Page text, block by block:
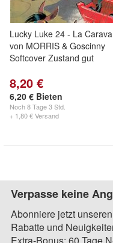
Lucky Luke 24 - La
von MORRIS & Goscinny
Softcover Zustand gut
8,20 €
6,20 € Bieten
Noch8 Tage 3 Std.
+ 1,80 € Versand
Verpasse keine
Abonniere jetzt
Rabatte und